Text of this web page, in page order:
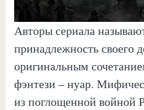
Авторы сериала
принадлежность своего
оригинальным
фэнтези – нуар.
из поглощенной войной